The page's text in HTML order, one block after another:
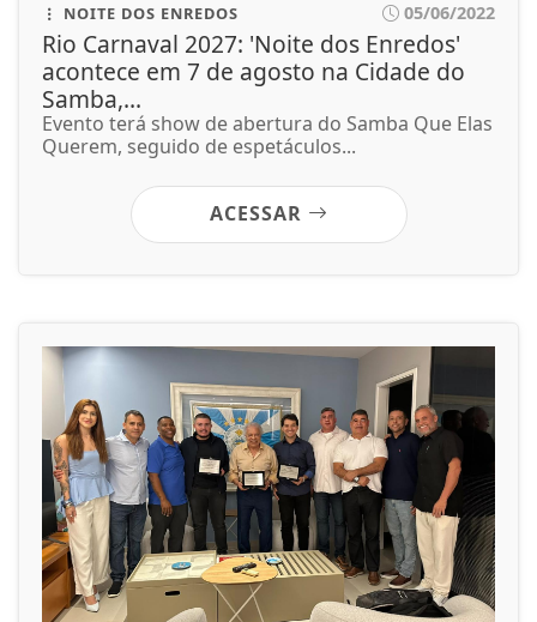
NOITE DOS ENREDOS 05/06/2022
Rio Carnaval 2027: 'Noite dos Enredos'
acontece em 7 de agosto na Cidade do
Samba,...
Evento terá show de abertura do Samba Que Elas
Querem, seguido de espetáculos...
ACESSAR